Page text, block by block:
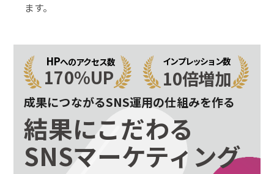
ます。
HPへのアクセス数
170%UP
インプレッション数
10倍増加
成果につながるSNS運用の仕組みを作る
結果にこだわる
SNSマーケティング